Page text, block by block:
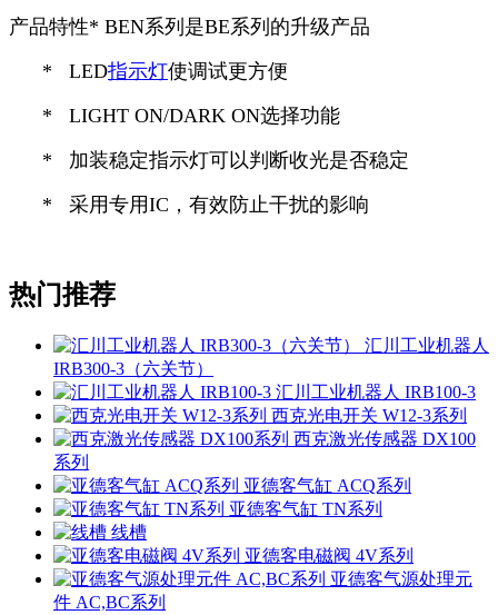
产品特性* BEN系列是BE系列的升级产品
* LED指示灯使调试更方便
* LIGHT ON/DARK ON选择功能
* 加装稳定指示灯可以判断收光是否稳定
* 采用专用IC，有效防止干扰的影响
热门推荐
汇川工业机器人
IRB300-3（六关节）
汇川工业机器人 IRB100-3
西克光电开关 W12-3系列
西克激光传感器 DX100
系列
亚德客气缸 ACQ系列
亚德客气缸 TN系列
线槽
亚德客电磁阀 4V系列
亚德客气源处理元
件 AC,BC系列